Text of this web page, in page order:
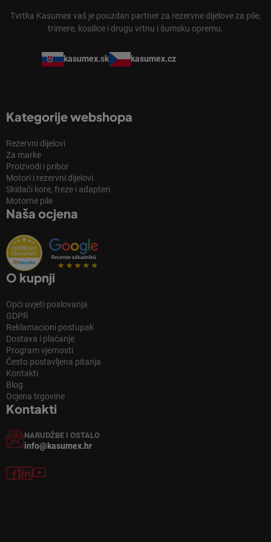
Tvrtka Kasumex vaš je pouzdan partner za rezervne dijelove za pile,
trimere, kosilice i drugu vrtnu i šumsku opremu.
kasumex.sk kasumex.cz
Kategorije webshopa
Rezervni dijelovi
Za marke
Proizvodi i pribor
Motori i rezervni dijelovi
Skidači kore, freze i adapteri
Motorne pile
Naša ocjena
O kupnji
Opći uvjeti poslovanja
GDPR
Reklamacioni postupak
Dostava i plaćanje
Program vjernosti
Često postavljena pitanja
Kontakti
Blog
Ocjena trgovine
Kontakti
NARUDŽBE I OSTALO
info@kasumex.hr